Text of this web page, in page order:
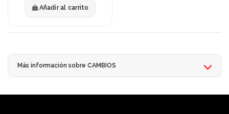
Añadir al carrito
Más información sobre CAMBIOS